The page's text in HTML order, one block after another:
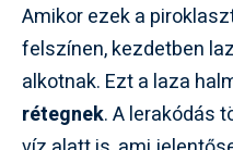
Amikor ezek a
felszínen, kezdetben
alkotnak. Ezt a laza
rétegnek. A lerakódás